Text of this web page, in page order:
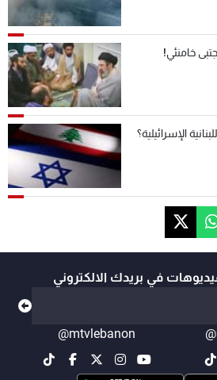
خامنئي!
الإسرائيلية؟
في بريدك الالكتروني
@mtvlebanon